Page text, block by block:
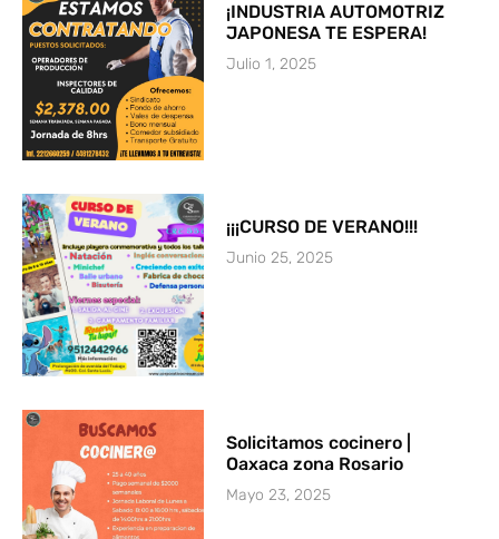
¡INDUSTRIA AUTOMOTRIZ
JAPONESA TE ESPERA!
Julio 1, 2025
¡¡¡CURSO DE VERANO!!!
Junio 25, 2025
Solicitamos cocinero |
Oaxaca zona Rosario
Mayo 23, 2025